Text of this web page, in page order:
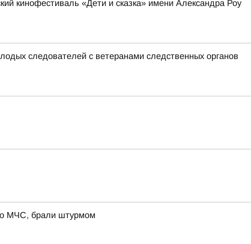
кинофестиваль «Дети и сказка» имени Александра Роу
следователей с ветеранами следственных органов
МЧС, брали штурмом